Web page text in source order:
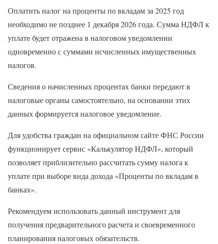
Оплатить налог на проценты по вкладам за 2025 год
необходимо не позднее 1 декабря 2026 года. Сумма НДФЛ к
уплате будет отражена в налоговом уведомлении
одновременно с суммами исчисленных имущественных
налогов.
Сведения о начисленных процентах банки передают в
налоговые органы самостоятельно, на основании этих
данных формируется налоговое уведомление.
Для удобства граждан на официальном сайте ФНС России
функционирует сервис «Калькулятор НДФЛ», который
позволяет приблизительно рассчитать сумму налога к
уплате при выборе вида дохода «Проценты по вкладам в
банках».
Рекомендуем использовать данный инструмент для
получения предварительного расчета и своевременного
планирования налоговых обязательств.